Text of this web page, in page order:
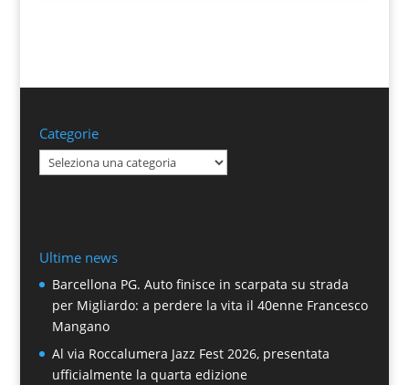
Categorie
Categorie
Ultime news
Barcellona PG. Auto finisce in scarpata su strada
per Migliardo: a perdere la vita il 40enne Francesco
Mangano
Al via Roccalumera Jazz Fest 2026, presentata
ufficialmente la quarta edizione